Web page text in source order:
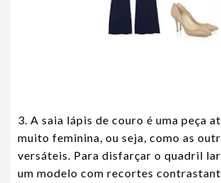
3. A saia lápis de couro é uma peça
muito feminina, ou seja, como as
versáteis. Para disfarçar o quadril
um modelo com recortes